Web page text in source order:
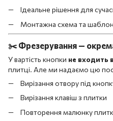
Ідеальне рішення для
Монтажна схема та шаблон
✂️Фрезерування —
У вартість кнопки не входить
плитці. Але ми надаємо цю
Вирізання отвору під
Вирізання клавіш з плитки
Повторення малюнку